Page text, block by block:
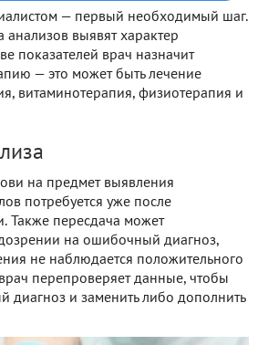
— первый необходимый шаг.
анализов выявят характер
показателей врач назначит
— это может быть лечение
витаминотерапия, физиотерапия и
на предмет выявления
потребуется уже после
Также пересдача может
на ошибочный диагноз,
не наблюдается положительного
перепроверяет данные, чтобы
диагноз и заменить либо дополнить